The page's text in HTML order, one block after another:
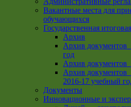
Вакантные места для
обучающихся
Государственная
Архив
Архив документов
год
Архив
Архив
2016-17 учебный
Документы
Инновационные и